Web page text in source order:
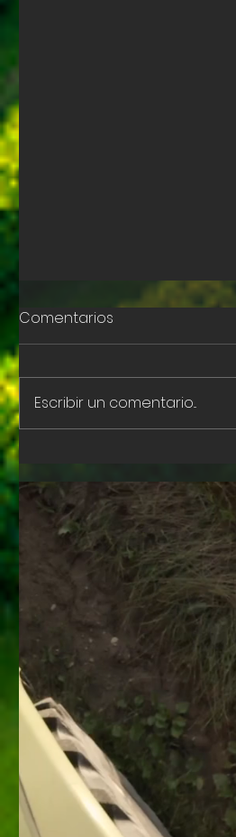
Innovación para Cultivos
Leñosos Permanentes
abre sus puertas en IFEJA
Comentarios
Escribir un comentario...